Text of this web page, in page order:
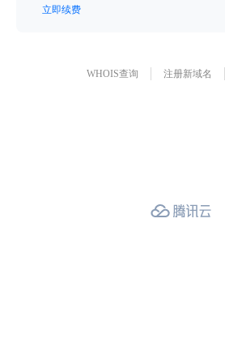
立即续费
WHOIS查询 注册新域名